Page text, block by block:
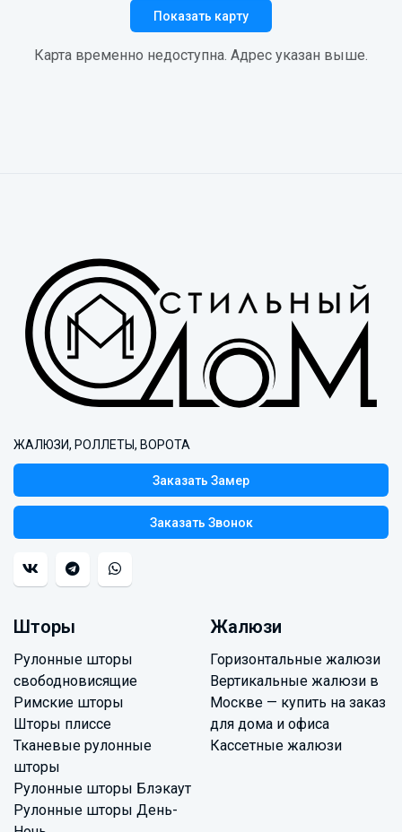
Показать карту
Карта временно недоступна. Адрес указан выше.
ЖАЛЮЗИ, РОЛЛЕТЫ, ВОРОТА
Заказать Замер
Заказать Звонок
Шторы
Рулонные шторы
свободновисящие
Римские шторы
Шторы плиссе
Тканевые рулонные
шторы
Рулонные шторы Блэкаут
Рулонные шторы День-
Жалюзи
Горизонтальные жалюзи
Вертикальные жалюзи в
Москве — купить на заказ
для дома и офиса
Кассетные жалюзи